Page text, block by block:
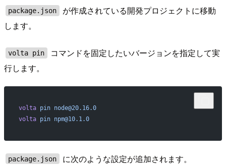
package.json
が作成されている開発プロジェクトに移動
します。
volta pin
コマンドを固定したいバージョンを指定して実
行します。
volta pin node@20.16.0
volta pin npm@10.1.0
package.json に次のような設定が追加されます。